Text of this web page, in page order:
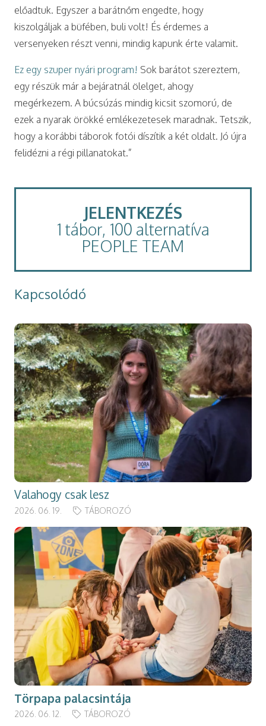
előadtuk. Egyszer a barátnőm engedte, hogy
kiszolgáljak a büfében, buli volt! És érdemes a
versenyeken részt venni, mindig kapunk érte valamit.
Ez egy szuper nyári program! Sok barátot szereztem,
egy részük már a bejáratnál ölelget, ahogy
megérkezem. A búcsúzás mindig kicsit szomorú, de
ezek a nyarak örökké emlékezetesek maradnak. Tetszik,
hogy a korábbi táborok fotói díszítik a két oldalt. Jó újra
felidézni a régi pillanatokat.”
JELENTKEZÉS
1 tábor, 100 alternatíva
PEOPLE TEAM
Kapcsolódó
Valahogy csak lesz
2026. 06. 19. TÁBOROZÓ
Törpapa palacsintája
2026. 06. 12. TÁBOROZÓ